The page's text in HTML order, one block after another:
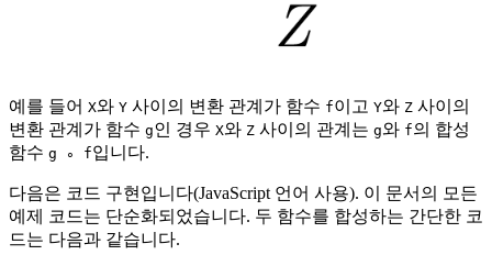
예를 들어 X와 Y 사이의 변환 관계가 함수 f이고 Y와 Z 사이의
변환 관계가 함수 g인 경우 X와 Z 사이의 관계는 g와 f의 합성
함수 g ∘ f입니다.
다음은 코드 구현입니다(JavaScript 언어 사용). 이 문서의 모든
예제 코드는 단순화되었습니다. 두 함수를 합성하는 간단한 코
드는 다음과 같습니다.